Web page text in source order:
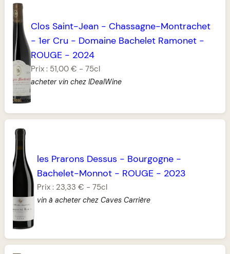
Clos Saint-Jean - Chassagne-Montrachet
-1er Cru - Domaine Bachelet Ramonet -
ROUGE - 2024
Prix : 51,00 € -75cl
acheter vin chez IDealWine
les Prarons Dessus - Bourgogne -
Bachelet-Monnot - ROUGE - 2023
Prix : 23,33 € -75cl
vin à acheter chez Caves Carrière